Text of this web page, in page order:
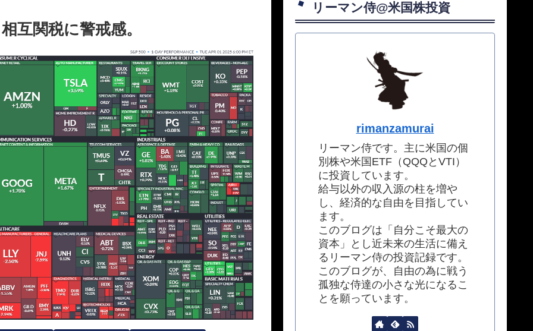
互関税に警戒感。
リーマン侍@米国株投資
rimanzamurai
リーマン侍です。主に米国の個
別株や米国ETF（QQQとVTI）
に投資しています。
給与以外の収入源の柱を増や
し、経済的な自由を目指してい
ます。
このブログは「自分こそ最大の
資本」とし近未来の生活に備え
るリーマン侍の投資記録です。
このブログが、自由の為に戦う
孤独な侍達の小さな光になるこ
とを願っています。